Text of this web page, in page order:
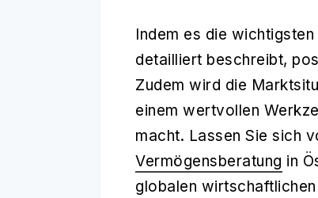
Indem es die
detailliert beschreibt,
Zudem wird die
einem wertvollen
macht. Lassen Sie sich
Vermögensberatung in
globalen